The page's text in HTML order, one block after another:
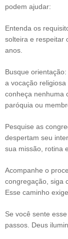
podem ajudar:
Entenda os
solteira e respeitar
anos.
Busque
a vocação
conheça nenhuma
paróquia ou
Pesquise as
despertam seu
sua missão, rotina
Acompanhe o
congregação, siga
Esse caminho
Se você sente
passos. Deus